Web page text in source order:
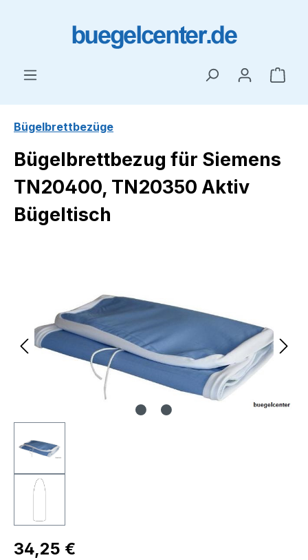
Bügelbrettbezüge
Bügelbrettbezug für Siemens
TN20400, TN20350 Aktiv
Bügeltisch
Regulärer Preis:
34,25 €